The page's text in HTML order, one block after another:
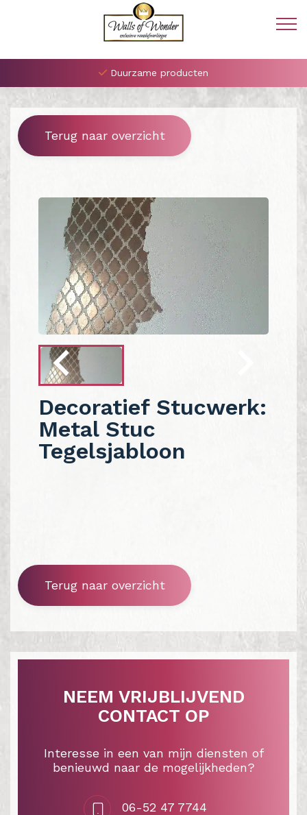
Duurzame producten
Terug naar overzicht
Decoratief Stucwerk:
Metal Stuc
Tegelsjabloon
Terug naar overzicht
NEEM VRIJBLIJVEND
CONTACT OP
Interesse in een van mijn diensten of
benieuwd naar de mogelijkheden?
06-52 47 7744